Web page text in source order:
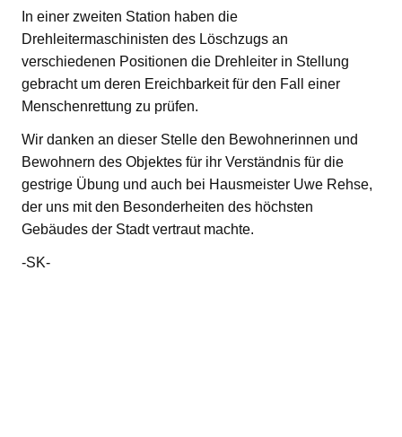
In einer zweiten Station haben die
Drehleitermaschinisten des Löschzugs an
verschiedenen Positionen die Drehleiter in Stellung
gebracht um deren Ereichbarkeit für den Fall einer
Menschenrettung zu prüfen.
Wir danken an dieser Stelle den Bewohnerinnen und
Bewohnern des Objektes für ihr Verständnis für die
gestrige Übung und auch bei Hausmeister Uwe Rehse,
der uns mit den Besonderheiten des höchsten
Gebäudes der Stadt vertraut machte.
-SK-